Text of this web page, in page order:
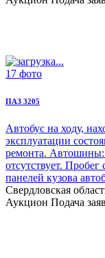
17 фото
ПАЗ 3205
Автобус на ходу,
эксплуатации
ремонта. Автошины:
отсутствует.
панелей кузова
Свердловская
Аукцион Подача